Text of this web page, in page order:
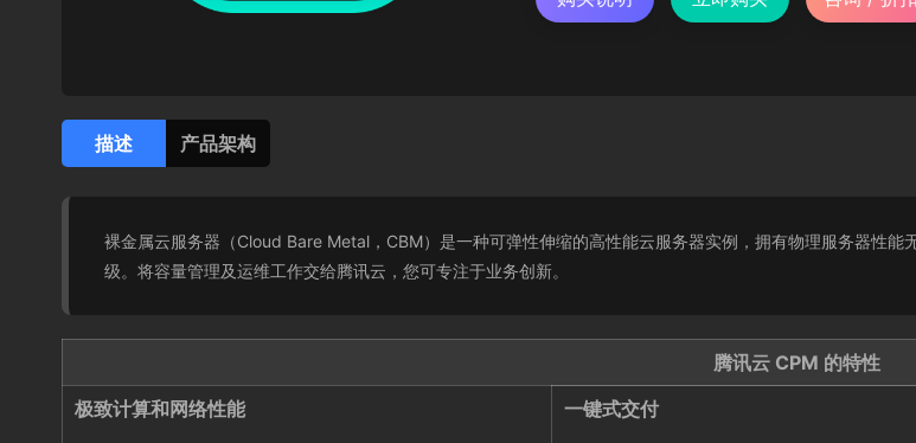
描述 产品架构
裸金属云服务器（Cloud Bare Metal，CBM）是一种可弹性伸缩的高性能云服务器实例，拥有物理服务器性能
级。将容量管理及运维工作交给腾讯云，您可专注于业务创新。
腾讯云 CPM 的特性
极致计算和网络性能
一键式交付